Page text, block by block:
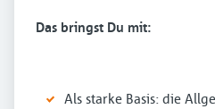
Das bringst Du mit:
Als starke Basis: die